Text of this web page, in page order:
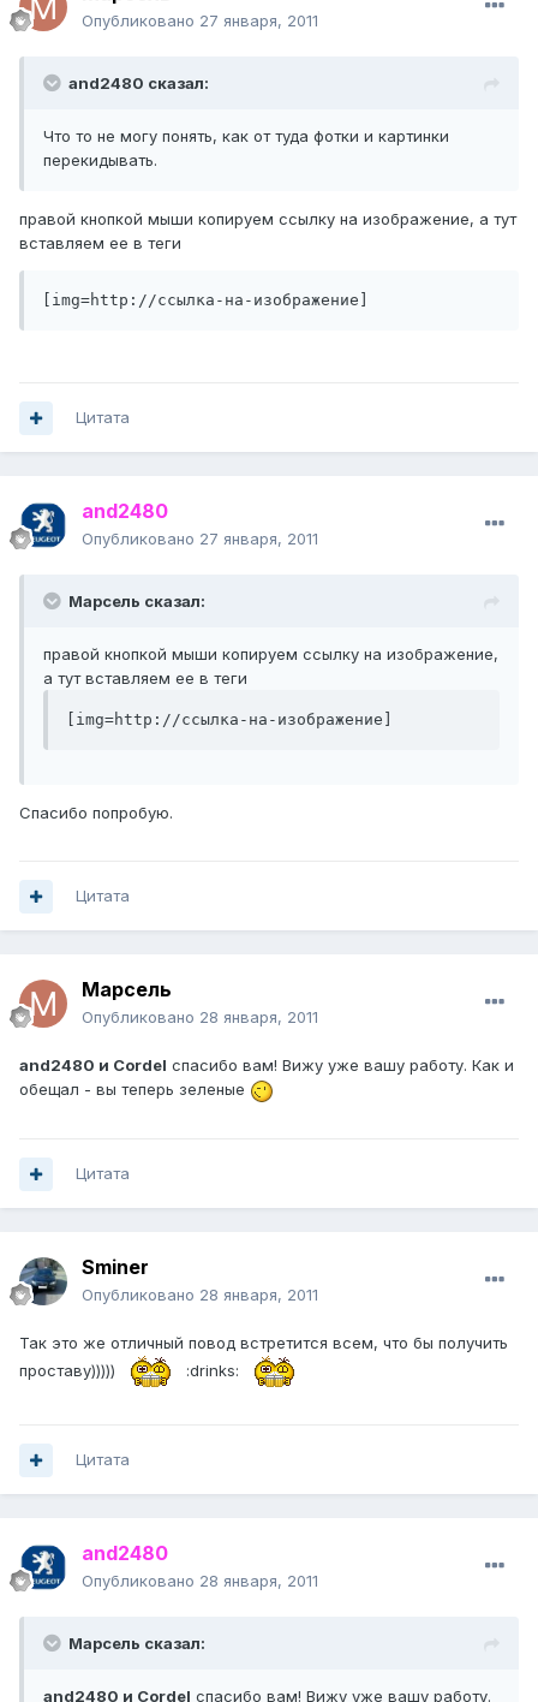
Опубликовано 27 января, 2011
and2480 сказал:
Что то не могу понять, как от туда фотки и картинки
перекидывать.
правой кнопкой мыши копируем ссылку на изображение, а тут
вставляем ее в теги
[img=http://ссылка-на-изображение]
Цитата
and2480
Опубликовано 27 января, 2011
Марсель сказал:
правой кнопкой мыши копируем ссылку на изображение,
а тут вставляем ее в теги
[img=http://ссылка-на-изображение]
Спасибо попробую.
Цитата
Марсель
Опубликовано 28 января, 2011
and2480 и Cordel спасибо вам! Вижу уже вашу работу. Как и
обещал - вы теперь зеленые
Цитата
Sminer
Опубликовано 28 января, 2011
Так это же отличный повод встретится всем, что бы получить
проставу)))))
:drinks:
Цитата
and2480
Опубликовано 28 января, 2011
Марсель сказал:
and2480 и Cordel спасибо вам! Вижу уже вашу работу.